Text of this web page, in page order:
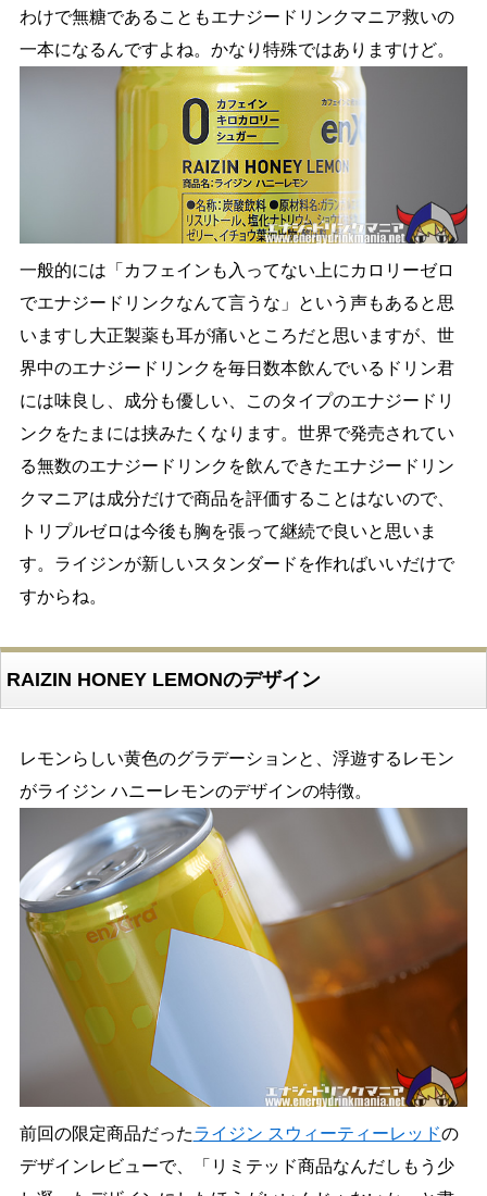
わけで無糖であることもエナジードリンクマニア救いの
一本になるんですよね。かなり特殊ではありますけど。
一般的には「カフェインも入ってない上にカロリーゼロ
でエナジードリンクなんて言うな」という声もあると思
いますし大正製薬も耳が痛いところだと思いますが、世
界中のエナジードリンクを毎日数本飲んでいるドリン君
には味良し、成分も優しい、このタイプのエナジードリ
ンクをたまには挟みたくなります。世界で発売されてい
る無数のエナジードリンクを飲んできたエナジードリン
クマニアは成分だけで商品を評価することはないので、
トリプルゼロは今後も胸を張って継続で良いと思いま
す。ライジンが新しいスタンダードを作ればいいだけで
すからね。
RAIZIN HONEY LEMONのデザイン
レモンらしい黄色のグラデーションと、浮遊するレモン
がライジン ハニーレモンのデザインの特徴。
前回の限定商品だったライジン スウィーティーレッドの
デザインレビューで、「リミテッド商品なんだしもう少